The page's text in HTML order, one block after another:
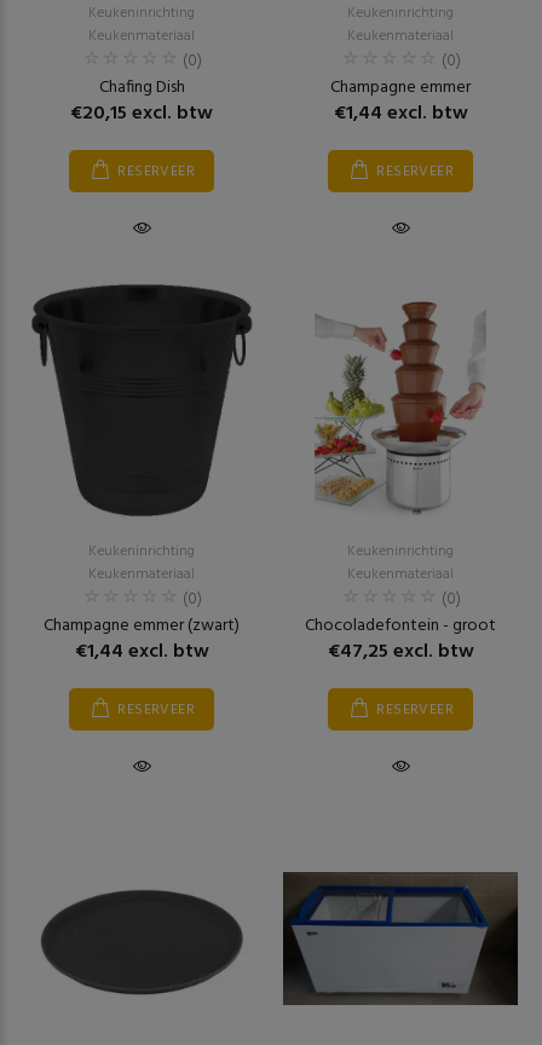
Keukeninrichting
Keukenmateriaal
(0)
Chafing Dish
€20,15 excl. btw
RESERVEER
Keukeninrichting
Keukenmateriaal
(0)
Champagne emmer
€1,44 excl. btw
RESERVEER
Keukeninrichting
Keukenmateriaal
(0)
Champagne emmer (zwart)
€1,44 excl. btw
RESERVEER
Keukeninrichting
Keukenmateriaal
(0)
Chocoladefontein - groot
€47,25 excl. btw
RESERVEER